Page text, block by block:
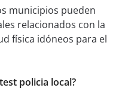
municipios pueden
relacionados con la
física idóneos para el
policia local?